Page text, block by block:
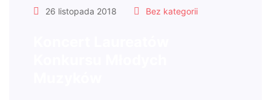
26 listopada 2018 Bez kategorii